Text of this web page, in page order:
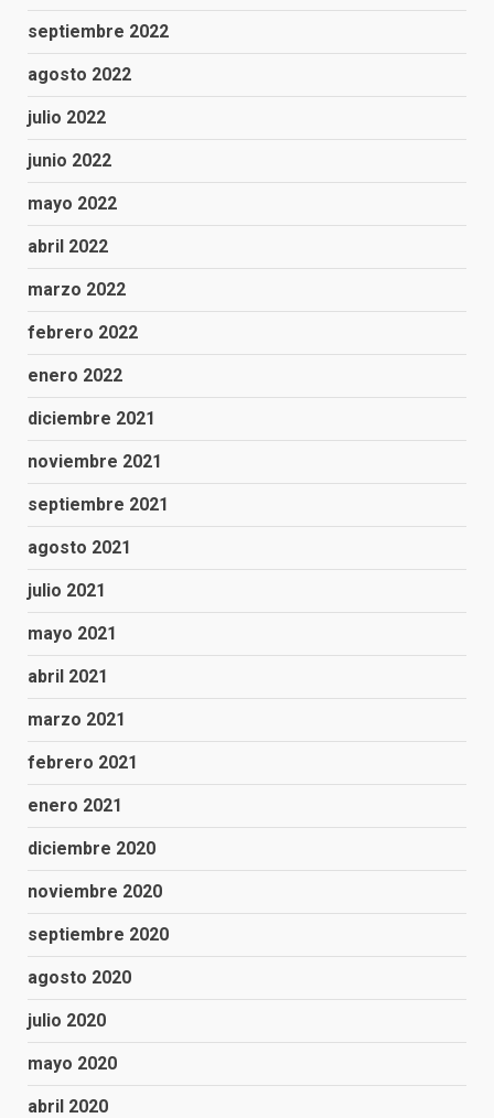
septiembre 2022
agosto 2022
julio 2022
junio 2022
mayo 2022
abril 2022
marzo 2022
febrero 2022
enero 2022
diciembre 2021
noviembre 2021
septiembre 2021
agosto 2021
julio 2021
mayo 2021
abril 2021
marzo 2021
febrero 2021
enero 2021
diciembre 2020
noviembre 2020
septiembre 2020
agosto 2020
julio 2020
mayo 2020
abril 2020